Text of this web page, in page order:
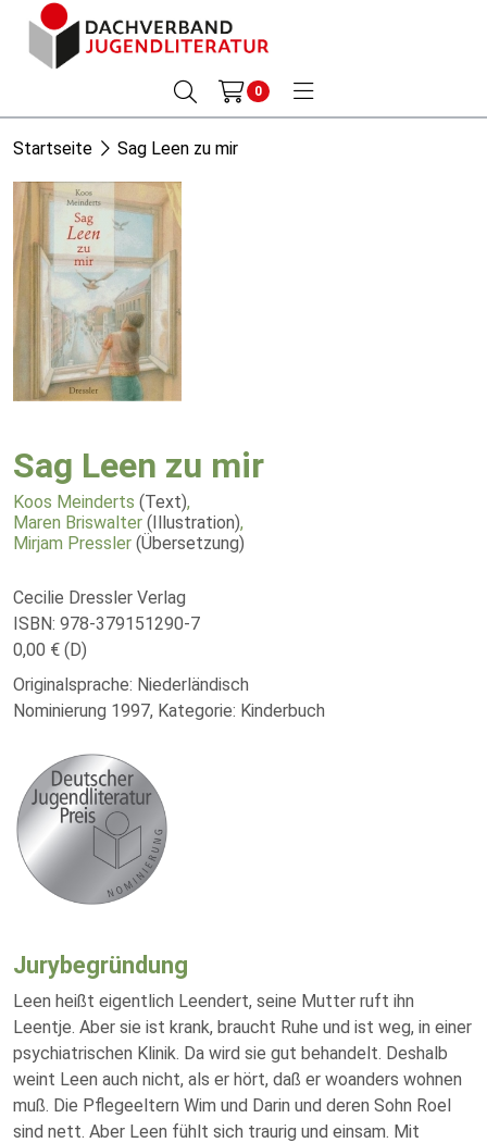
0
Startseite Sag Leen zu mir
Sag Leen zu mir
Koos Meinderts (Text),
Maren Briswalter (Illustration),
Mirjam Pressler (Übersetzung)
Cecilie Dressler Verlag
ISBN: 978-379151290-7
0,00 € (D)
Originalsprache: Niederländisch
Nominierung 1997, Kategorie: Kinderbuch
Jurybegründung
Leen heißt eigentlich Leendert, seine Mutter ruft ihn
Leentje. Aber sie ist krank, braucht Ruhe und ist weg, in einer
psychiatrischen Klinik. Da wird sie gut behandelt. Deshalb
weint Leen auch nicht, als er hört, daß er woanders wohnen
muß. Die Pflegeeltern Wim und Darin und deren Sohn Roel
sind nett. Aber Leen fühlt sich traurig und einsam. Mit